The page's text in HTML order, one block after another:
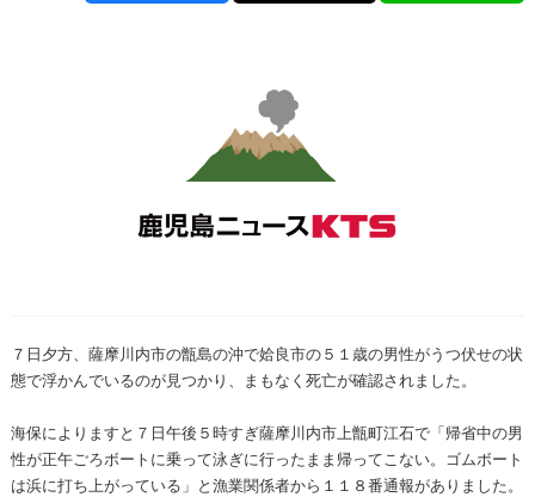
７日夕方、薩摩川内市の甑島の沖で姶良市の５１歳の男性がうつ伏せの状
態で浮かんでいるのが見つかり、まもなく死亡が確認されました。
海保によりますと７日午後５時すぎ薩摩川内市上甑町江石で「帰省中の男
性が正午ごろボートに乗って泳ぎに行ったまま帰ってこない。ゴムボート
は浜に打ち上がっている」と漁業関係者から１１８番通報がありました。